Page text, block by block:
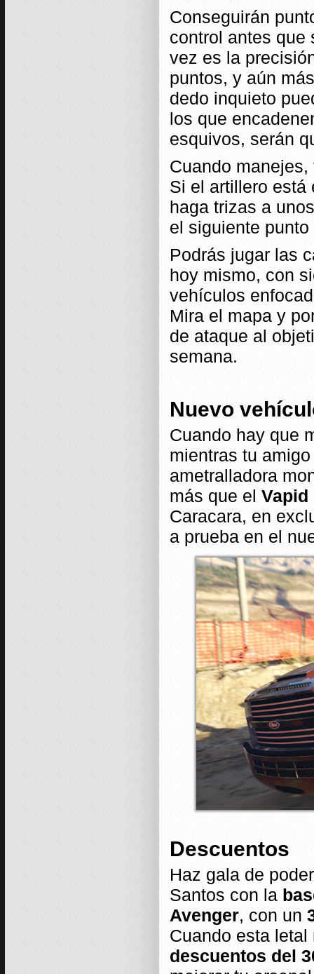
Conseguirán
control antes que
vez es la
puntos, y aún
dedo inquieto
los que
esquivos, serán
Cuando
Si el artillero está
haga trizas a
el siguiente
Podrás jugar las
hoy mismo, con
vehículos
Mira el mapa y
de ataque al
semana.
Nuevo
Cuando hay que
mientras tu
ametralladora
más que el Vapid
Caracara, en
a prueba en el
Descuentos
Haz gala de
Santos con la
Avenger, con un
Cuando esta
descuentos del